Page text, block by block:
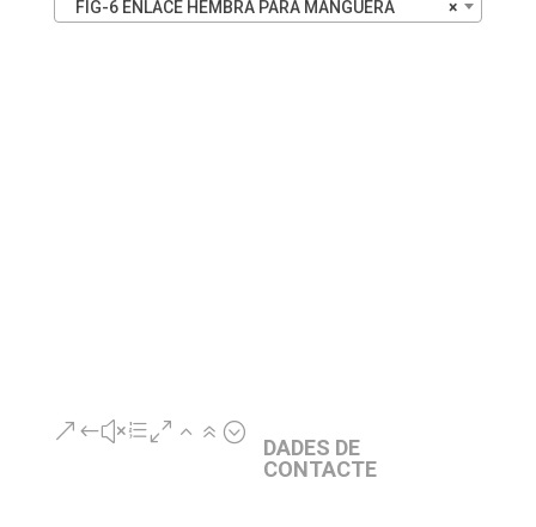
×
FIG-6 ENLACE HEMBRA PARA MANGUERA
&#xe026;
DADES DE
CONTACTE